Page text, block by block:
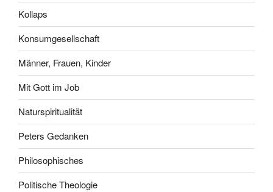
Kollaps
Konsumgesellschaft
Männer, Frauen, Kinder
Mit Gott im Job
Naturspiritualität
Peters Gedanken
Philosophisches
Politische Theologie